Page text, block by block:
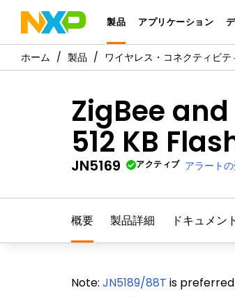
製品 アプリケーション
製品 ワイヤレス・コネクティビテ
ZigBee
512 KB
JN5169 アクティブ アラート
概要 製品詳細 ドキュメント
Note: JN5189/88T is